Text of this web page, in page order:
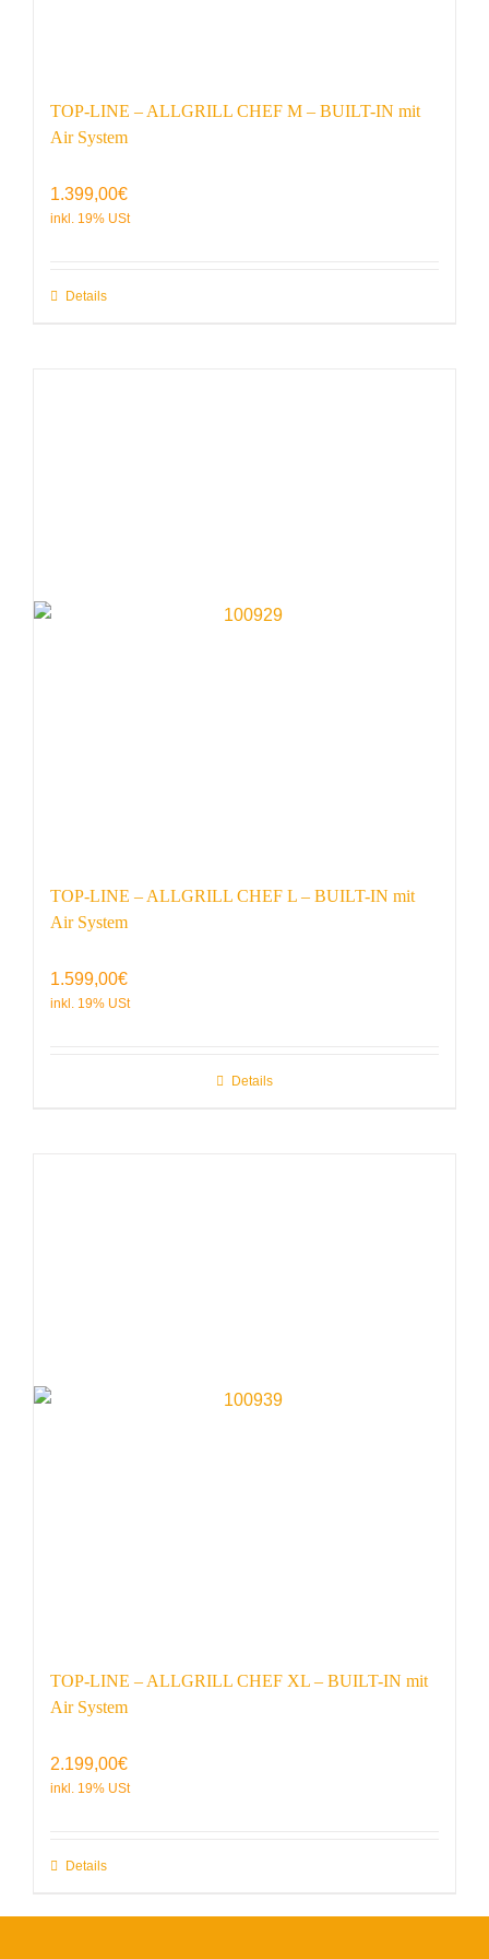
TOP-LINE – ALLGRILL CHEF M – BUILT-IN mit
Air System
1.399,00€
Details
TOP-LINE – ALLGRILL CHEF L – BUILT-IN mit
Air System
1.599,00€
Details
TOP-LINE – ALLGRILL CHEF XL – BUILT-IN mit
Air System
2.199,00€
Details